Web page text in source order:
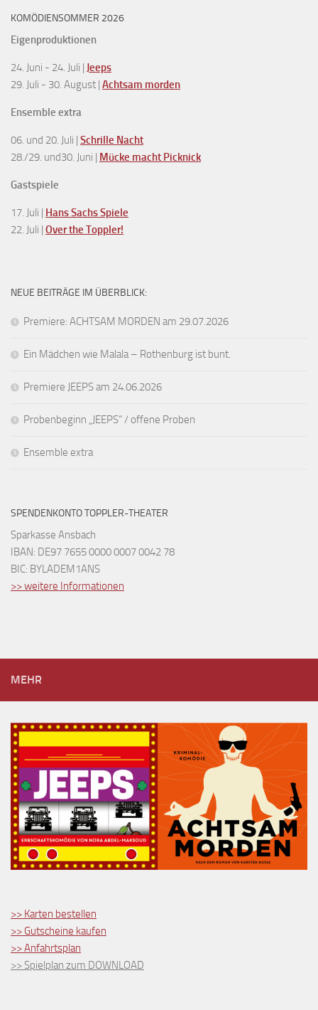
KOMÖDIENSOMMER 2026
Eigenproduktionen
24. Juni - 24. Juli | Jeeps
29. Juli - 30. August | Achtsam morden
Ensemble extra
06. und 20. Juli | Schrille Nacht
28./29. und30. Juni | Mücke macht Picknick
Gastspiele
17. Juli | Hans Sachs Spiele
22. Juli | Over the Toppler!
NEUE BEITRÄGE IM ÜBERBLICK:
Premiere: ACHTSAM MORDEN am 29.07.2026
Ein Mädchen wie Malala – Rothenburg ist bunt.
Premiere JEEPS am 24.06.2026
Probenbeginn „JEEPS“ / offene Proben
Ensemble extra
SPENDENKONTO TOPPLER-THEATER
Sparkasse Ansbach
IBAN: DE97 7655 0000 0007 0042 78
BIC: BYLADEM1ANS
>> weitere Informationen
MEHR
>> Karten bestellen
>> Gutscheine kaufen
>> Anfahrtsplan
>> Spielplan zum DOWNLOAD